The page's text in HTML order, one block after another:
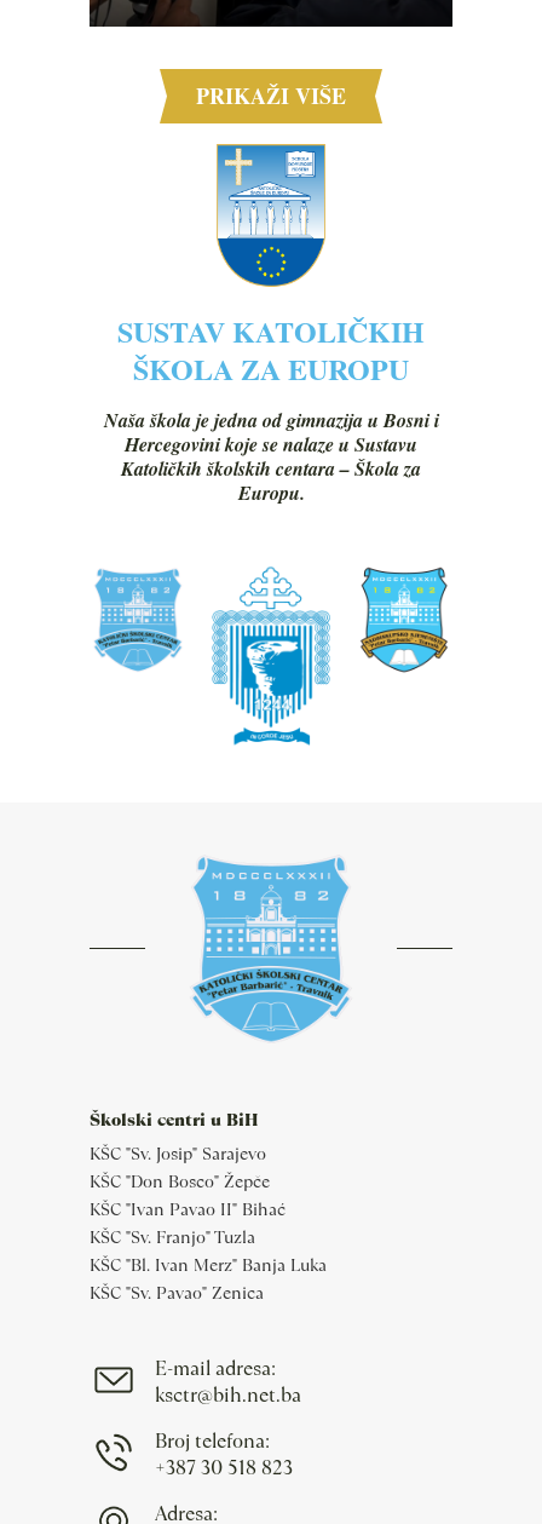
PRIKAŽI VIŠE
SUSTAV KATOLIČKIH
ŠKOLA ZA EUROPU
Naša škola je jedna od gimnazija u Bosni i
Hercegovini koje se nalaze u Sustavu
Katoličkih školskih centara – Škola za
Europu.
Školski centri u BiH
KŠC "Sv. Josip" Sarajevo
KŠC "Don Bosco" Žepče
KŠC "Ivan Pavao II" Bihać
KŠC "Sv. Franjo" Tuzla
KŠC "Bl. Ivan Merz" Banja Luka
KŠC "Sv. Pavao" Zenica
E-mail adresa:
ksctr@bih.net.ba
Broj telefona:
+387 30 518 823
Adresa: